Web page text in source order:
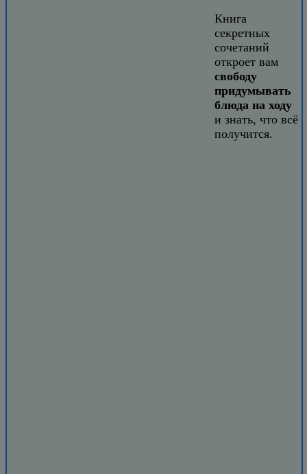
Книга
секретных
сочетаний
откроет вам
свободу
придумывать
блюда на ходу
и знать, что всё
получится.